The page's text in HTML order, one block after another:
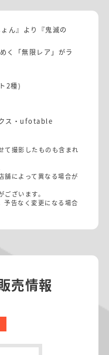
ん』より『鬼滅の
く「無限レア」がラ
2種)
ス・ufotable
て撮影したものも含まれ
によって異なる場合が
ざいます。
告なく変更になる場合
売情報